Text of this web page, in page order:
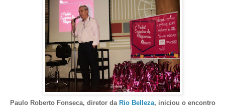
Paulo Roberto Fonseca, diretor da Rio Belleza, iniciou o encontro